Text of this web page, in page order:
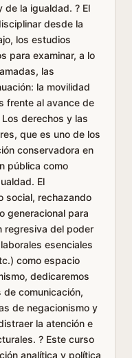
la igualdad. ? El
desde la
los estudios
para examinar, a lo
las
la movilidad
frente al avance de
derechos y las
que es uno de los
conservadora en
pública como
El
social, rechazando
generacional para
regresiva del poder
esenciales
como espacio
dedicaremos
de comunicación,
de negacionismo y
la atención e
? Este curso
analítica y política